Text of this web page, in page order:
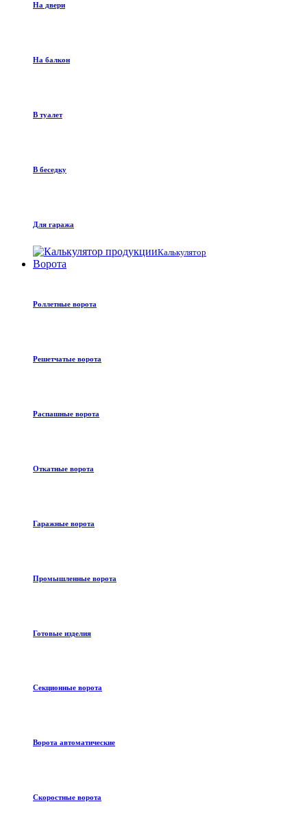
На двери
На балкон
В туалет
В беседку
Для гаража
Калькулятор
Ворота
Роллетные ворота
Решетчатые ворота
Распашные ворота
Откатные ворота
Гаражные ворота
Промышленные ворота
Готовые изделия
Секционные ворота
Ворота автоматические
Скоростные ворота